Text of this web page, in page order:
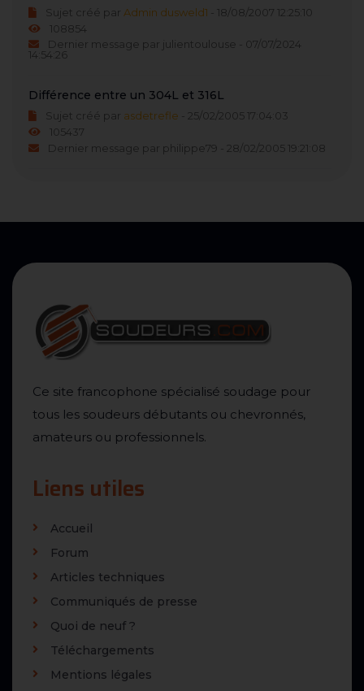
Sujet créé par Admin dusweld1 - 18/08/2007 12:25:10
108854
Dernier message par julientoulouse - 07/07/2024
14:54:26
Différence entre un 304L et 316L
Sujet créé par asdetrefle - 25/02/2005 17:04:03
105437
Dernier message par philippe79 - 28/02/2005 19:21:08
Ce site francophone spécialisé soudage pour
tous les soudeurs débutants ou chevronnés,
amateurs ou professionnels.
Liens utiles
Accueil
Forum
Articles techniques
Communiqués de presse
Quoi de neuf ?
Téléchargements
Mentions légales